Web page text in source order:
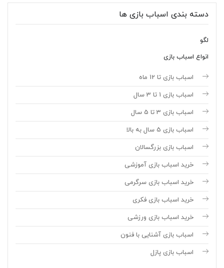
دسته بندی اسباب بازی ها
لگو
انواع اسباب بازی
اسباب بازی تا 12 ماه
اسباب بازی 1 تا 3 سال
اسباب بازی 3 تا 5 سال
اسباب بازی 5 سال به بالا
اسباب بازی بزرگسالان
خرید اسباب بازی آموزشی
خرید اسباب بازی سرگرمی
خرید اسباب بازی فکری
خرید اسباب بازی ورزشی
اسباب بازی آشنایی با فنون
اسباب بازی پازل